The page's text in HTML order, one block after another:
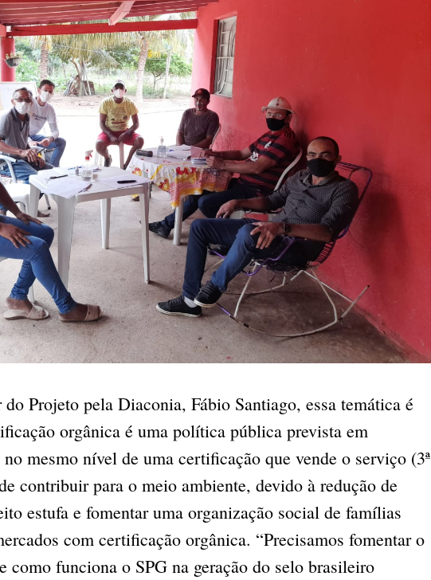
do Projeto pela Diaconia, Fábio Santiago, essa temática é
orgânica é uma política pública prevista em
mesmo nível de uma certificação que vende o serviço (3ª
contribuir para o meio ambiente, devido à redução de
estufa e fomentar uma organização social de famílias
com certificação orgânica. “Precisamos fomentar o
como funciona o SPG na geração do selo brasileiro